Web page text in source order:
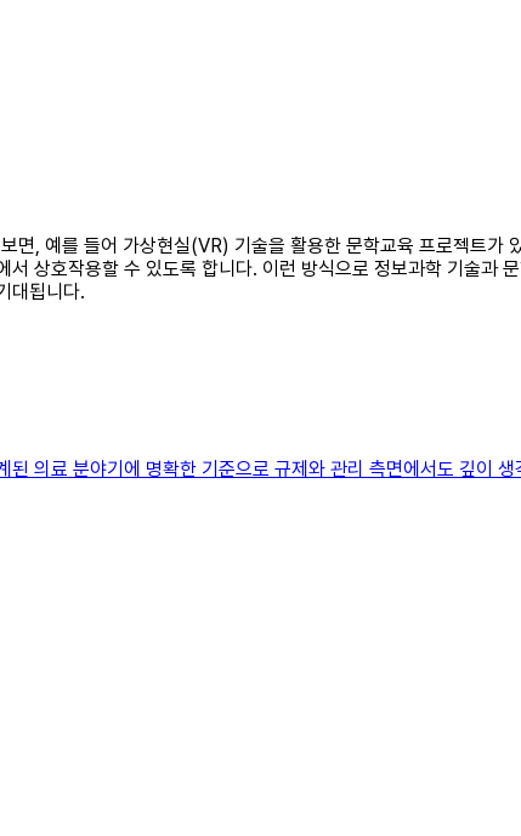
면, 예를 들어 가상현실(VR) 기술을 활용한 문학교육 프로젝트가
상호작용할 수 있도록 합니다. 이런 방식으로 정보과학 기술과
대됩니다.
의료 분야기에 명확한 기준으로 규제와 관리 측면에서도 깊이